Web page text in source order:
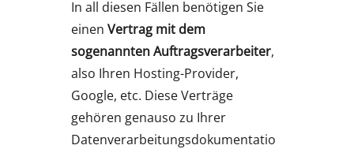
In all diesen Fällen benötigen Sie
einen Vertrag mit dem
sogenannten Auftragsverarbeiter,
also Ihren Hosting-Provider,
Google, etc. Diese Verträge
gehören genauso zu Ihrer
Datenverarbeitungsdokumentatio